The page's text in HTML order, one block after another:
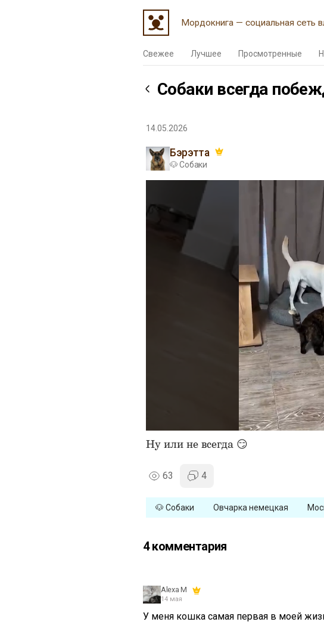
Мордокнига — социальная сеть
Свежее Лучшее Просмотренные
Собаки всегда
14.05.2026
Бэрэтта
🐶 Собаки
Ну или не всегда 😏
63 4
🐶 Собаки Овчарка немецкая
4 комментария
Alexa M
14 мая
У меня кошка самая первая в моей